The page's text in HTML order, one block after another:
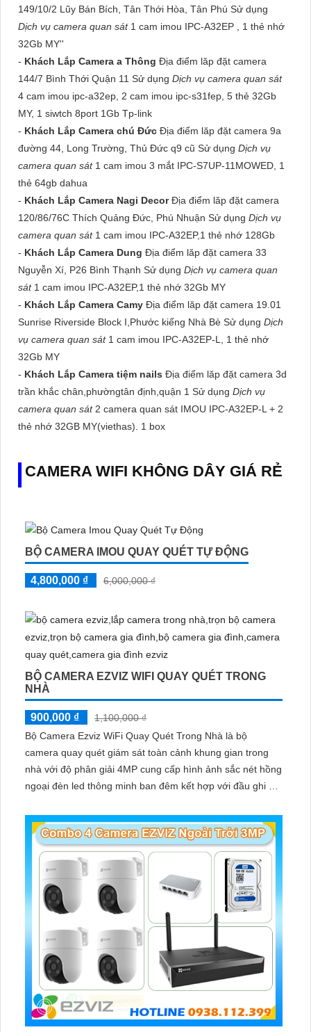
149/10/2 Lũy Bán Bích, Tân Thới Hòa, Tân Phú Sử dụng
Dịch vụ camera quan sát 1 cam imou IPC-A32EP , 1 thẻ nhớ
32Gb MY''
- Khách Lắp Camera a Thông Địa điểm lăp đặt camera
144/7 Bình Thới Quận 11 Sử dụng Dịch vụ camera quan sát
4 cam imou ipc-a32ep, 2 cam imou ipc-s31fep, 5 thẻ 32Gb
MY, 1 siwtch 8port 1Gb Tp-link
- Khách Lắp Camera chú Đức Địa điểm lăp đặt camera 9a
đường 44, Long Trường, Thủ Đức q9 cũ Sử dụng Dịch vụ
camera quan sát 1 cam imou 3 mắt IPC-S7UP-11MOWED, 1
thẻ 64gb dahua
- Khách Lắp Camera Nagi DecorĐịa điểm lăp đặt camera
120/86/76C Thích Quảng Đức, Phú Nhuận Sử dụng Dịch vụ
camera quan sát 1 cam imou IPC-A32EP,1 thẻ nhớ 128Gb
- Khách Lắp Camera Dung Địa điểm lăp đặt camera 33
Nguyễn Xí, P26 Bình Thạnh Sử dụng Dịch vụ camera quan
sát 1 cam imou IPC-A32EP,1 thẻ nhớ 32Gb MY
- Khách Lắp Camera Camy Địa điểm lăp đặt camera 19.01
Sunrise Riverside Block I,Phước kiểng Nhà Bè Sử dụng Dịch
vụ camera quan sát 1 cam imou IPC-A32EP-L, 1 thẻ nhớ
32Gb MY
- Khách Lắp Camera tiệm nails Địa điểm lăp đặt camera 3d
trần khắc chân,phườngtân định,quận 1 Sử dụng Dịch vụ
camera quan sát 2 camera quan sát IMOU IPC-A32EP-L + 2
thẻ nhớ 32GB MY(viethas). 1 box
CAMERA WIFI KHÔNG DÂY GIÁ RẺ
BỘ CAMERA IMOU QUAY QUÉT TỰ ĐỘNG
4,800,000 ₫ 6,000,000 ₫
BỘ CAMERA EZVIZ WIFI QUAY QUÉT TRONG
NHÀ
900,000 ₫
1,100,000 ₫
Bộ Camera Ezviz WiFi Quay Quét Trong Nhà là bộ
camera quay quét giám sát toàn cảnh khung gian trong
nhà với độ phân giải 4MP cung cấp hình ảnh sắc nét hồng
ngoại đèn led thông minh ban đêm kết hợp với đầu ghi 8